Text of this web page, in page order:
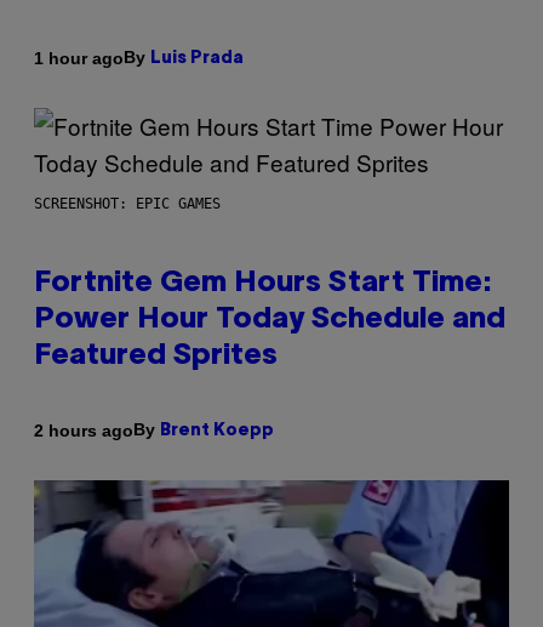
1 hour agoBy Luis Prada
SCREENSHOT: EPIC GAMES
Fortnite Gem Hours Start Time:
Power Hour Today Schedule and
Featured Sprites
2 hours agoBy Brent Koepp